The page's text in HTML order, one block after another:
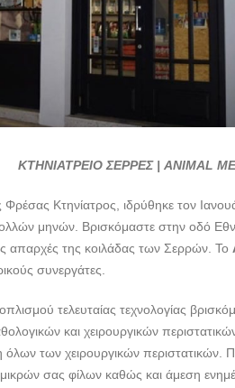
ΚΤΗΝΙΑΤΡΕΙΟ ΣΕΡΡΕΣ | ANIMAL
Φρέσας Κτηνίατρος, ιδρύθηκε τον
μηνών. Βρισκόμαστε στην οδό
απαρχές της κοιλάδας των Σερρών. Το
συνεργάτες.
τελευταίας τεχνολογίας
και χειρουργικών
των χειρουργικών περιστατικών.
σας φίλων καθώς και άμεση